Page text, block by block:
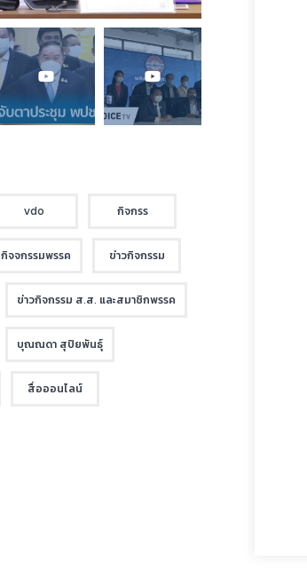
vdo กิจกรร
กิจจกรรมพรรค ข่าวกิจกรรม
ข่าวกิจกรรม ส.ส. และสมาชิกพรรค
บุณณดา สุปิยพันธุ์
สื่อออนไลน์